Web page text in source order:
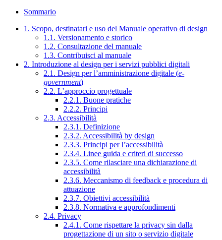
Sommario
1. Scopo, destinatari e uso del Manuale operativo di design
1.1. Versionamento e storico
1.2. Consultazione del manuale
1.3. Contribuisci al manuale
2. Introduzione al design per i servizi pubblici digitali
2.1. Design per l’amministrazione digitale (e-
government)
2.2. L’approccio progettuale
2.2.1. Buone pratiche
2.2.2. Principi
2.3. Accessibilità
2.3.1. Definizione
2.3.2. Accessibilità by design
2.3.3. Principi per l’accessibilità
2.3.4. Linee guida e criteri di successo
2.3.5. Come rilasciare una dichiarazione di
accessibilità
2.3.6. Meccanismo di feedback e procedura di
attuazione
2.3.7. Obiettivi accessibilità
2.3.8. Normativa e approfondimenti
2.4. Privacy
2.4.1. Come rispettare la privacy sin dalla
progettazione di un sito o servizio digitale